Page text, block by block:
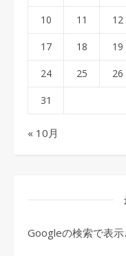
10 11 12
17 18 19
24 25 26
31
« 10月
Googleの検索で表